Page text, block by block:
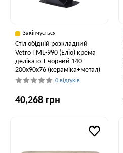
Закінчується
Стіл обідній розкладний
Vetro TML-990 (Еліо) крема
делікато + чорний 140-
200x90x76 (кераміка+метал)
0 відгуків
40,268 грн